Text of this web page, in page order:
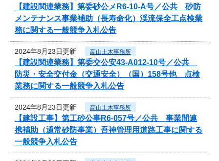
【建設関連業務】第委砂公メR6-10-A号／公共 砂防
メンテナンス事業補助（長寿命化）渓流保全工点検業
務に関する一般競争入札公告
2024年8月23日更新 高山土木事務所
【建設関連業務】第委交公安43-A012-10号／公共
防災・安全交付金（交通安全）（国）158号他 点検
業務に関する一般競争入札公告
2024年8月23日更新 高山土木事務所
【建設工事】第工砂公事R6-057号／公共 事業間連
携補助（通常砂防事業）吾神管理用道路工事に関する
一般競争入札公告